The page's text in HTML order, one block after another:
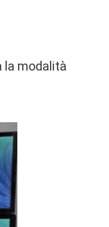
la modalità